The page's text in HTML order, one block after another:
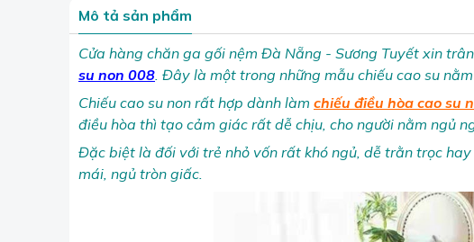
Mô tả sản phẩm
Cửa hàng chăn ga gối nệm Đà Nẵng - Sương Tuyết xin
su non 008. Đây là một trong những mẫu chiếu cao su
Chiếu cao su non rất hợp dành làm chiếu điều hòa cao su
điều hòa thì tạo cảm giác rất dễ chịu, cho người nằm ngủ
Đặc biệt là đối với trẻ nhỏ vốn rất khó ngủ, dễ trằn trọc
mái, ngủ tròn giấc.